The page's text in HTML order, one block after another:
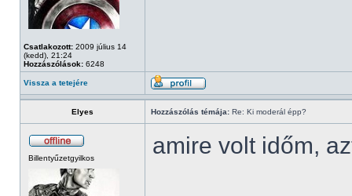
Csatlakozott: 2009 július 14
(kedd), 21:24
Hozzászólások: 6248
Vissza a tetejére
Elyes Hozzászólás témája: Re: Ki moderál épp?
Billentyűzetgyilkos amire volt időm,